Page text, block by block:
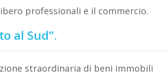
professionali e il commercio.
al Sud”.
straordinaria di beni immobili